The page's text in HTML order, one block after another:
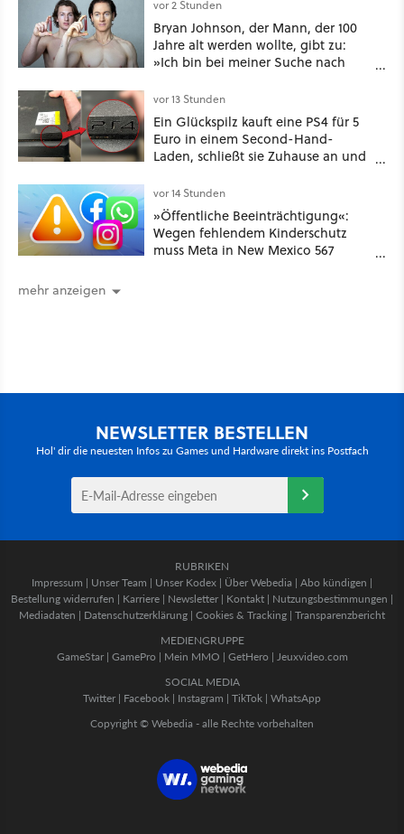
vor 2 Stunden
Bryan Johnson, der Mann, der 100
Jahre alt werden wollte, gibt zu:
»Ich bin bei meiner Suche nach
vor 13 Stunden
Ein Glückspilz kauft eine PS4 für 5
Euro in einem Second-Hand-
Laden, schließt sie Zuhause an und
funktionierende PlayStation [Best of
GameStar]
vor 14 Stunden
»Öffentliche Beeinträchtigung«:
Wegen fehlendem Kinderschutz
muss Meta in New Mexico 567
mehr anzeigen
NEWSLETTER BESTELLEN
Hol' dir die neuesten Infos zu Games und Hardware direkt ins Postfach
RUBRIKEN
Impressum | Unser Team | Unser Kodex | Über Webedia | Abo kündigen |
Bestellung widerrufen | Karriere | Newsletter | Kontakt | Nutzungsbestimmungen |
Mediadaten | Datenschutzerklärung | Cookies & Tracking | Transparenzbericht
MEDIENGRUPPE
GameStar| GamePro | Mein MMO | GetHero | Jeuxvideo.com
SOCIAL MEDIA
Twitter | Facebook | Instagram | TikTok | WhatsApp
Copyright © Webedia - alle Rechte vorbehalten